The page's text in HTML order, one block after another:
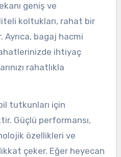
geniş ve
koltukları, rahat bir
bagaj hacmi
ihtiyaç
rahatlıkla
tutkunları için
Güçlü performansı,
özellikleri ve
çeker. Eğer heyecan